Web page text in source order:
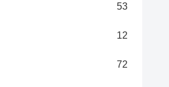
53
12
72